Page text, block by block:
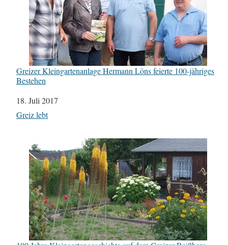
Greizer Kleingartenanlage Hermann Löns feierte 100-jähriges
Bestehen
Datum
18. Juli 2017
In Bezug auf
Greiz lebt